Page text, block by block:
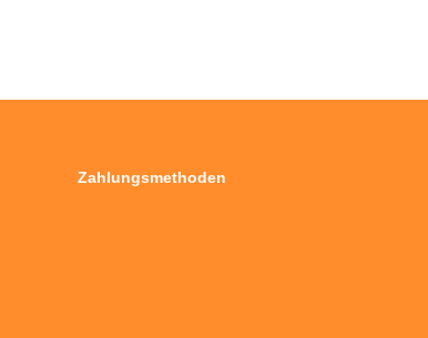
Zahlungsmethoden